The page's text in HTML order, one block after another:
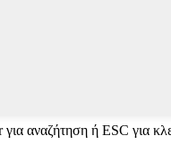
αναζήτηση ή ESC για